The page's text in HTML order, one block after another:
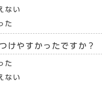
ない
た
けやすかったですか？
た
ない